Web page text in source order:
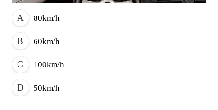
80km/h
60km/h
100km/h
50km/h